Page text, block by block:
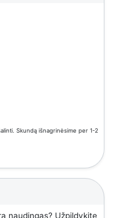
Skundą išnagrinėsime per 1-2
naudingas? Užpildykite